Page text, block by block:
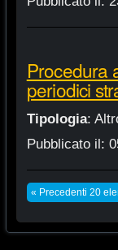
Procedura
periodici
Tipologia:
Pubblicato il:
« Precedenti 20